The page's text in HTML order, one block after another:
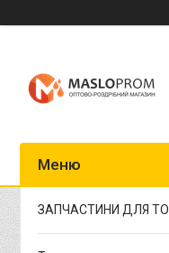
ЗАПЧАСТИНИ ДЛЯ ТО